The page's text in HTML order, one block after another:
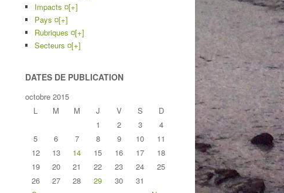
Impacts ¤[+]
Pays ¤[+]
Rubriques ¤[+]
Secteurs ¤[+]
DATES DE PUBLICATION
octobre 2015
L
M M J V S
D
1
2 3
4
5
6 7 8 9 10
11
12
13 14 15 16 17
18
19
20 21 22 23 24
25
26
27 28 29 30
31